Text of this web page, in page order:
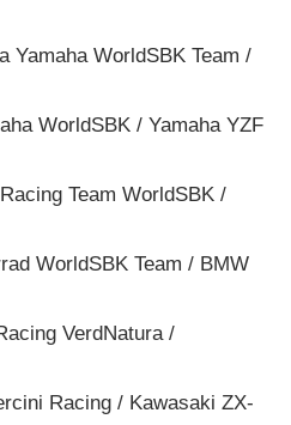
Yamaha WorldSBK Team /
WorldSBK / Yamaha YZF
Team WorldSBK /
WorldSBK Team / BMW
VerdNatura /
Racing / Kawasaki ZX-